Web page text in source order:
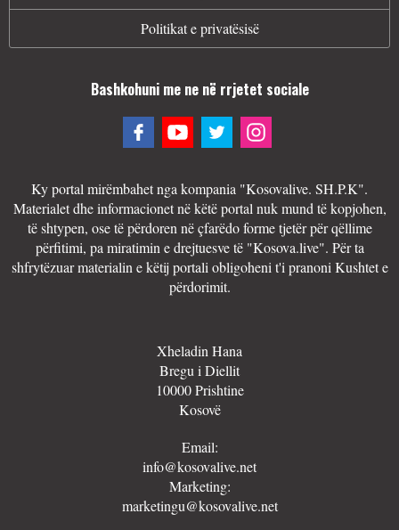
Politikat e privatësisë
Bashkohuni me ne në rrjetet sociale
Ky portal mirëmbahet nga kompania "Kosovalive. SH.P.K".
Materialet dhe informacionet në këtë portal nuk mund të kopjohen,
të shtypen, ose të përdoren në çfarëdo forme tjetër për qëllime
përfitimi, pa miratimin e drejtuesve të "Kosova.live". Për ta
shfrytëzuar materialin e këtij portali obligoheni t'i pranoni Kushtet e
përdorimit.
Xheladin Hana
Bregu i Diellit
10000 Prishtine
Kosovë
Email:
info@kosovalive.net
Marketing:
marketingu@kosovalive.net